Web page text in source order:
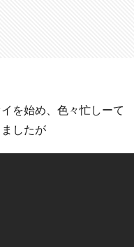
を始め、色々忙しーて
したが